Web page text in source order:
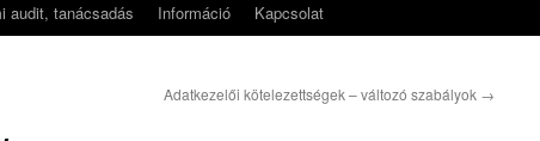
audit, tanácsadás Információ Kapcsolat
Adatkezelői kötelezettségek – változó szabályok →